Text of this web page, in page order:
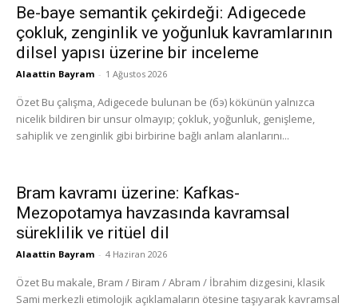
Be-baye semantik çekirdeği: Adigecede
çokluk, zenginlik ve yoğunluk kavramlarının
dilsel yapısı üzerine bir inceleme
Alaattin Bayram - 1 Ağustos 2026
Özet Bu çalışma, Adigecede bulunan be (бэ) kökünün yalnızca
nicelik bildiren bir unsur olmayıp; çokluk, yoğunluk, genişleme,
sahiplik ve zenginlik gibi birbirine bağlı anlam alanlarını...
Bram kavramı üzerine: Kafkas-
Mezopotamya havzasında kavramsal
süreklilik ve ritüel dil
Alaattin Bayram - 4 Haziran 2026
Özet Bu makale, Bram / Biram / Abram / İbrahim dizgesini, klasik
Sami merkezli etimolojik açıklamaların ötesine taşıyarak kavramsal